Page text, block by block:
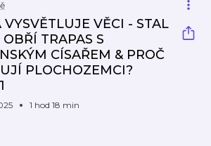
VYSVĚTLUJE VĚCI - STAL
TRAPAS S
CÍSAŘEM & PROČ
PLOCHOZEMCI?
1 hod 18 min